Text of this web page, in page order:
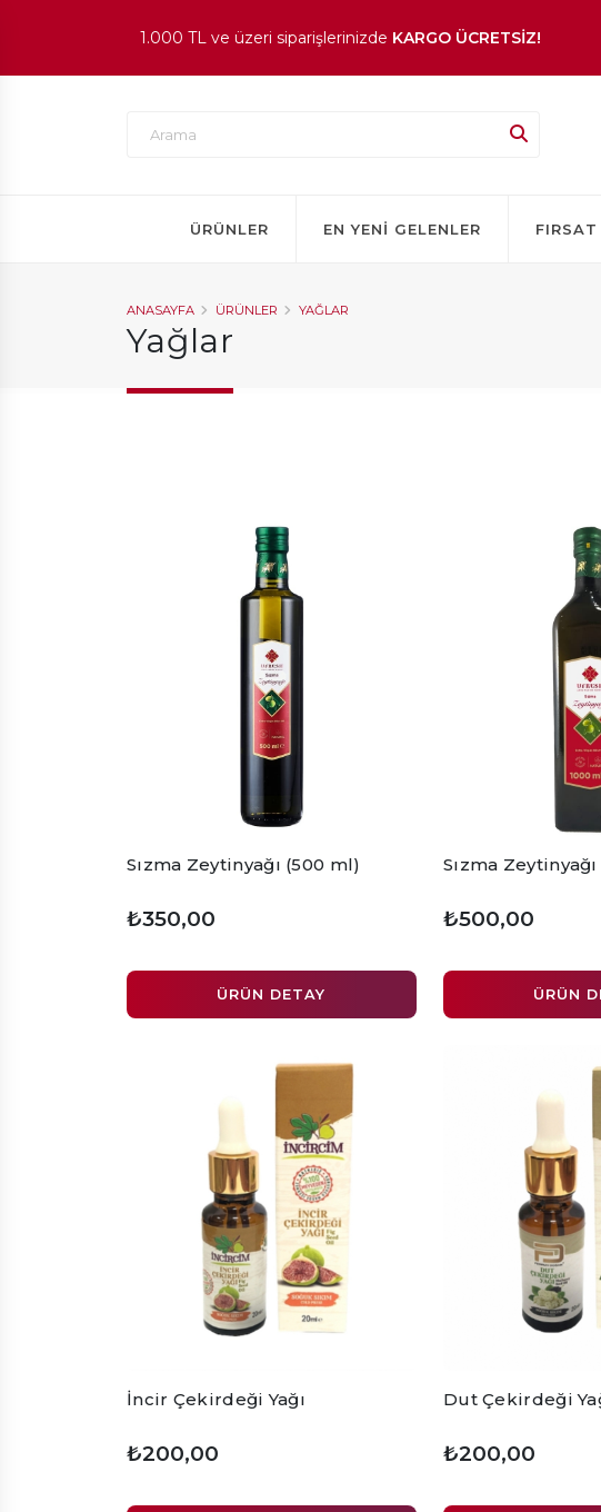
1.000 TL ve üzeri siparişlerinizde KARGO ÜCRETSİZ!
En beğenilen ürünlerdeİNDİRİMfırsatı!
ÜRÜNLER EN YENI GELENLER FIRSAT
ANASAYFA ÜRÜNLER YAĞLAR
Yağlar
Sızma Zeytinyağı (500 ml)
₺350,00
ÜRÜN DETAY
Sızma
₺500,00
ÜRÜN
İncir Çekirdeği Yağı
₺200,00
Dut Çekirdeği
₺200,00